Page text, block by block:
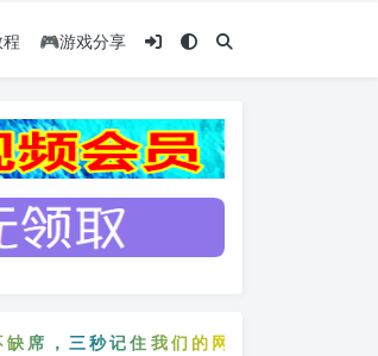
🎮游戏分享
三秒记住我们的网站：5zyw.com